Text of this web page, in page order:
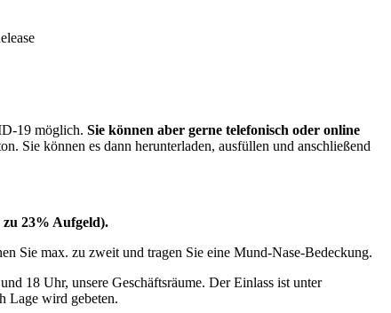
19 möglich. Sie können aber gerne telefonisch oder online
Sie können es dann herunterladen, ausfüllen und anschließend
23% Aufgeld).
Sie max. zu zweit und tragen Sie eine Mund-Nase-Bedeckung.
18 Uhr, unsere Geschäftsräume. Der Einlass ist unter
Lage wird gebeten.